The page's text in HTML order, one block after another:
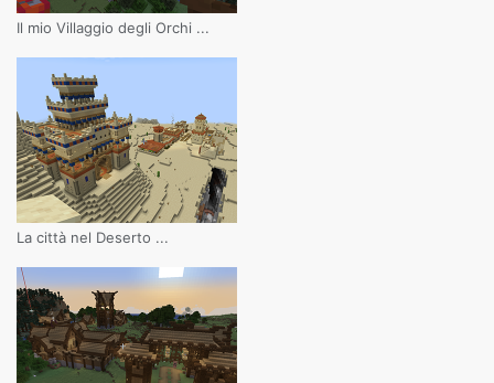
Il mio Villaggio degli Orchi ...
La città nel Deserto ...